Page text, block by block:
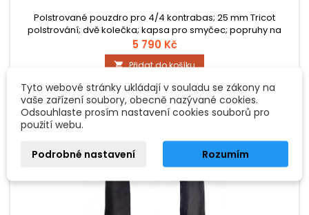
Polstrované pouzdro pro 4/4 kontrabas; 25 mm Tricot
polstrování; dvě kolečka; kapsa pro smyčec; popruhy na
záda; kapsa pro noty a struny, extra kapsa pro příslušenství; 8
komfortních rukojetí, reflektorový bezpečnostní proužek;
hmotnost cca. 6,3 kg; barva: černá
5 790 Kč
 Přidat do košíku
Není skladem - na objednávku
Tyto webové stránky ukládají v souladu se zákony na
vaše zařízení soubory, obecně nazývané cookies.
Odsouhlaste prosím nastavení cookies souborů pro
použití webu.
Podrobné nastavení Rozumím